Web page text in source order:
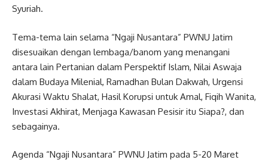
Syuriah.
Tema-tema lain selama “Ngaji Nusantara” PWNU Jatim
disesuaikan dengan lembaga/banom yang menangani
antara lain Pertanian dalam Perspektif Islam, Nilai Aswaja
dalam Budaya Milenial, Ramadhan Bulan Dakwah, Urgensi
Akurasi Waktu Shalat, Hasil Korupsi untuk Amal, Fiqih Wanita,
Investasi Akhirat, Menjaga Kawasan Pesisir itu Siapa?, dan
sebagainya.
Agenda “Ngaji Nusantara” PWNU Jatim pada 5-20 Maret